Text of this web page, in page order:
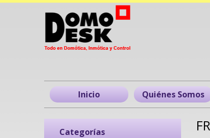
Inicio Quiénes Somos
Categorías